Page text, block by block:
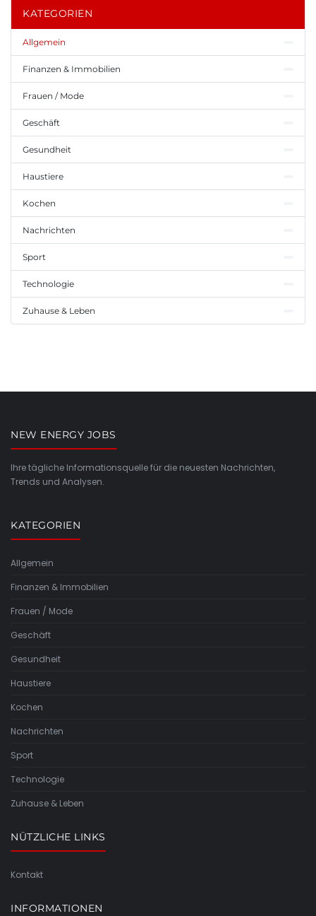
KATEGORIEN
Allgemein
Finanzen & Immobilien
Frauen / Mode
Geschäft
Gesundheit
Haustiere
Kochen
Nachrichten
Sport
Technologie
Zuhause & Leben
NEW ENERGY JOBS
Ihre tägliche Informationsquelle für die neuesten Nachrichten,
Trends und Analysen.
KATEGORIEN
Allgemein
Finanzen & Immobilien
Frauen / Mode
Geschäft
Gesundheit
Haustiere
Kochen
Nachrichten
Sport
Technologie
Zuhause & Leben
NÜTZLICHE LINKS
Kontakt
INFORMATIONEN